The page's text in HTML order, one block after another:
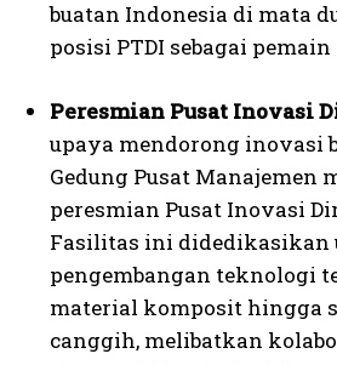
buatan Indonesia di mata
posisi PTDI sebagai pemain
Peresmian Pusat Inovasi
upaya mendorong inovasi
Gedung Pusat Manajemen
peresmian Pusat Inovasi
Fasilitas ini didedikasikan
pengembangan teknologi
material komposit hingga
canggih, melibatkan